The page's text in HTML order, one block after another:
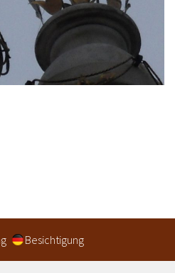
Besichtigung